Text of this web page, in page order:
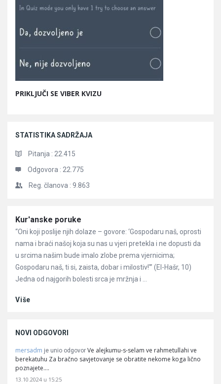
PRIKLJUČI SE VIBER KVIZU
STATISTIKA SADRŽAJA
Pitanja : 22.415
Odgovora : 22.775
Reg. članova : 9.863
Članci
Kur'anske poruke
“Oni koji poslije njih dolaze – govore: ‘Gospodaru naš, oprosti
nama i braći našoj koja su nas u vjeri pretekla i ne dopusti da
u srcima našim bude imalo zlobe prema vjernicima;
Gospodaru naš, ti si, zaista, dobar i milostiv!'” (El-Hašr, 10)
Jedna od najgorih bolesti srca je mržnja i ...
Više
NOVI ODGOVORI
mersadm je unio odgovor Ve alejkumu-s-selam ve rahmetullahi ve
berekatuhu Za bračno savjetovanje se obratite nekome koga lično
poznajete.…
13.10.2024 u 15:25